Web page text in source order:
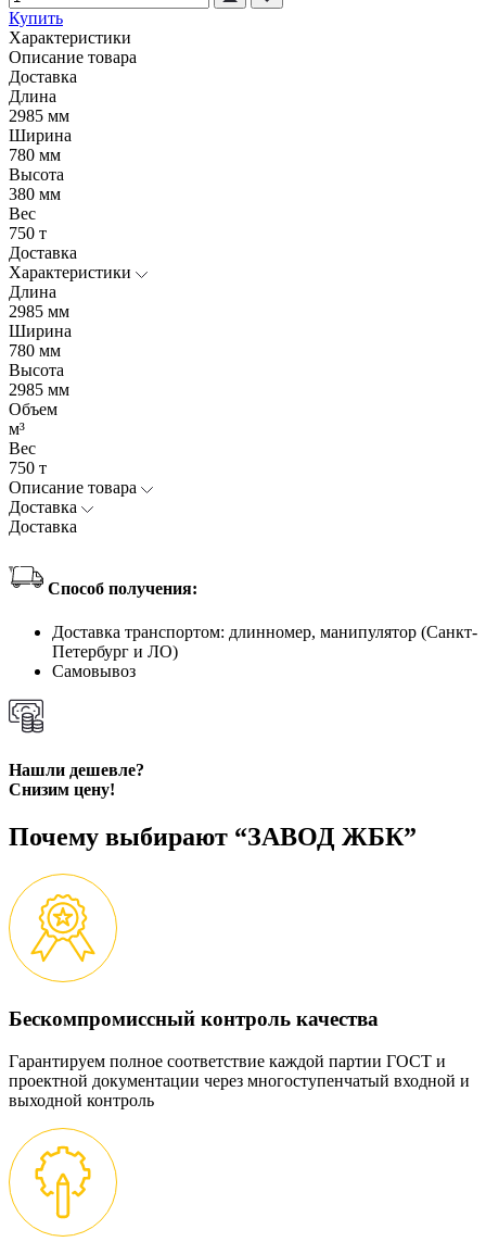
Купить
Характеристики
Описание товара
Доставка
Длина
2985 мм
Ширина
780 мм
Высота
380 мм
Вес
750 т
Доставка
Характеристики
Длина
2985 мм
Ширина
780 мм
Высота
2985 мм
Объем
м³
Вес
750 т
Описание товара
Доставка
Доставка
Способ получения:
Доставка транспортом: длинномер, манипулятор (Санкт-
Петербург и ЛО)
Самовывоз
Нашли дешевле?
Снизим цену!
Почему выбирают “ЗАВОД ЖБК”
Бескомпромиссный контроль качества
Гарантируем полное соответствие каждой партии ГОСТ и
проектной документации через многоступенчатый входной и
выходной контроль